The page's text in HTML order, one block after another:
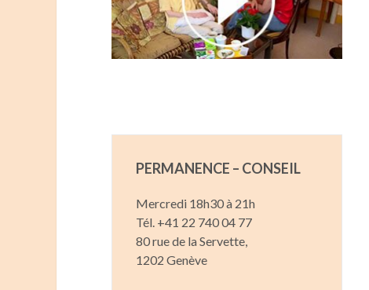
PERMANENCE – CONSEIL
Mercredi 18h30 à 21h
Tél. +41 22 740 04 77
80 rue de la Servette,
1202 Genève